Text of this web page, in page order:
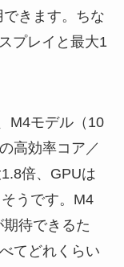
きます。ちな
プレイと最大1
M4モデル（10
高効率コア／
倍、GPUは
うです。M4
待できるた
てどれくらい